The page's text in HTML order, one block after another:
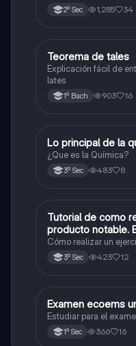
2º Sec 1,285 34
Matemáticas
Teorema de tales
Explicación fácil de
lates
1º Bach 903 16
Química
Lo principal de la
¿Que es la Química?
3º Sec 483 8
Matemáticas
Tutorial de como
producto notable.
😜
Cómo realizar un
3º Sec 423 12
Español
Examen ecoems
Estudiar para el
1º Sec 366 16